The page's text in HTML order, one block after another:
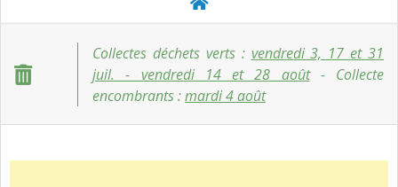
Collectes déchets verts : vendredi 3, 17 et 31
juil. - vendredi 14 et 28 août- Collecte
encombrants :mardi 4 août